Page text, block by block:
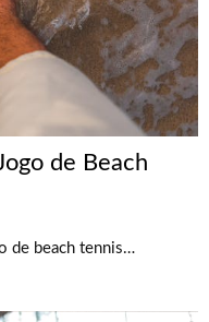
de Beach
de beach tennis…